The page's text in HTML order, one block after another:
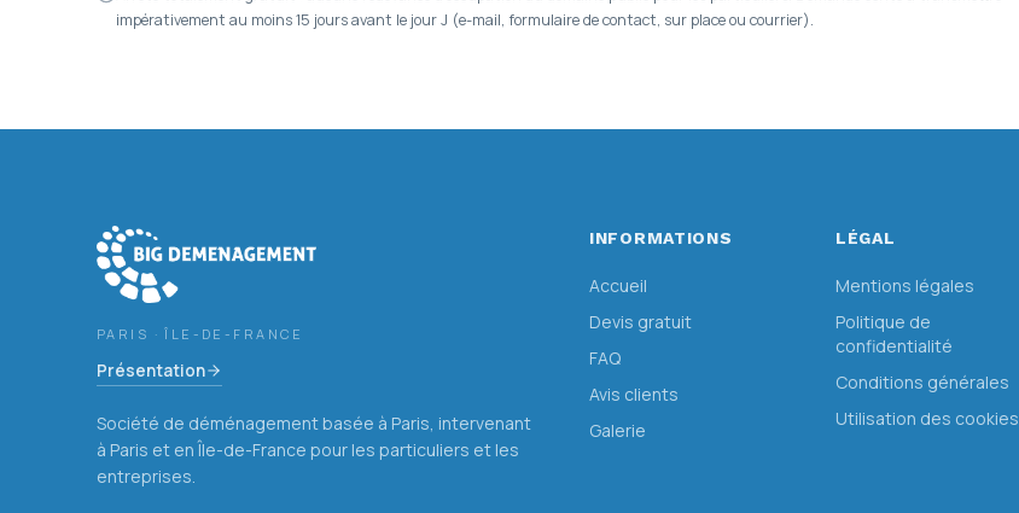
impérativement au moins 15 jours avant le jour J (e-mail, formulaire de contact, sur place ou courrier).
PARIS · ÎLE-DE-FRANCE
Présentation
Société de déménagement basée à Paris, intervenant
à Paris et en Île-de-France pour les particuliers et les
entreprises.
INFORMATIONS
Accueil
Devis gratuit
FAQ
Avis clients
Galerie
LÉGAL
Mentions légales
Politique de
confidentialité
Conditions générales
Utilisation des cookies